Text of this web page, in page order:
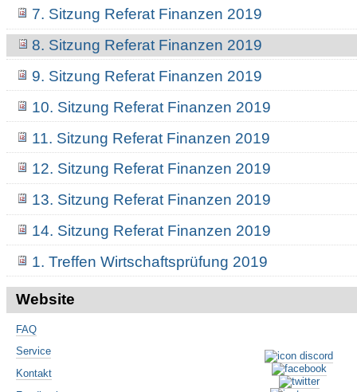
7. Sitzung Referat Finanzen 2019
8. Sitzung Referat Finanzen 2019
9. Sitzung Referat Finanzen 2019
10. Sitzung Referat Finanzen 2019
11. Sitzung Referat Finanzen 2019
12. Sitzung Referat Finanzen 2019
13. Sitzung Referat Finanzen 2019
14. Sitzung Referat Finanzen 2019
1. Treffen Wirtschaftsprüfung 2019
Website
FAQ
Service
Kontakt